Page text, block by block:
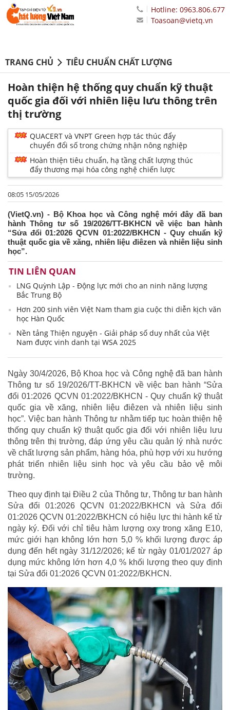
Hotline: 0963.806.677
Toasoan@vietq.vn
TRANG CHỦ TIÊU CHUẨN CHẤT LƯỢNG
Hoàn thiện hệ thống quy chuẩn kỹ thuật
quốc gia đối với nhiên liệu lưu thông trên
thị trường
QUACERT và VNPT Green hợp tác thúc đẩy
chuyển đổi số trong chứng nhận nông nghiệp
Hoàn thiện tiêu chuẩn, hạ tầng chất lượng thúc
đẩy thương mại hóa công nghệ chiến lược
08:05 15/05/2026
(VietQ.vn) - Bộ Khoa học và Công nghệ mới đây đã ban
hành Thông tư số 19/2026/TT-BKHCN về việc ban hành
“Sửa đổi 01:2026 QCVN 01:2022/BKHCN - Quy chuẩn kỹ
thuật quốc gia về xăng, nhiên liệu điêzen và nhiên liệu sinh
học”.
TIN LIÊN QUAN
LNG Quỳnh Lập - Động lực mới cho an ninh năng lượng
Bắc Trung Bộ
Hơn 200 sinh viên Việt Nam tham gia cuộc thi diễn kịch văn
học Hàn Quốc
Nền tảng Thiện nguyện - Giải pháp số duy nhất của Việt
Nam được vinh danh tại WSA 2025
Ngày 30/4/2026, Bộ Khoa học và Công nghệ đã ban hành
Thông tư số 19/2026/TT-BKHCN về việc ban hành “Sửa
đổi 01:2026 QCVN 01:2022/BKHCN - Quy chuẩn kỹ thuật
quốc gia về xăng, nhiên liệu điêzen và nhiên liệu sinh
học”. Việc ban hành Thông tư nhằm tiếp tục hoàn thiện hệ
thống quy chuẩn kỹ thuật quốc gia đối với nhiên liệu lưu
thông trên thị trường, đáp ứng yêu cầu quản lý nhà nước
về chất lượng sản phẩm, hàng hóa, phù hợp với xu hướng
phát triển nhiên liệu sinh học và yêu cầu bảo vệ môi
trường.
Theo quy định tại Điều 2 của Thông tư, Thông tư ban hành
Sửa đổi 01:2026 QCVN 01:2022/BKHCN và Sửa đổi
01:2026 QCVN 01:2022/BKHCN có hiệu lực thi hành kể từ
ngày ký. Đối với chỉ tiêu hàm lượng oxy trong xăng E10,
mức giới hạn không lớn hơn 5,0 % khối lượng được áp
dụng đến hết ngày 31/12/2026; kể từ ngày 01/01/2027 áp
dụng mức không lớn hơn 4,0 % khối lượng theo quy định
tại Sửa đổi 01:2026 QCVN 01:2022/BKHCN.